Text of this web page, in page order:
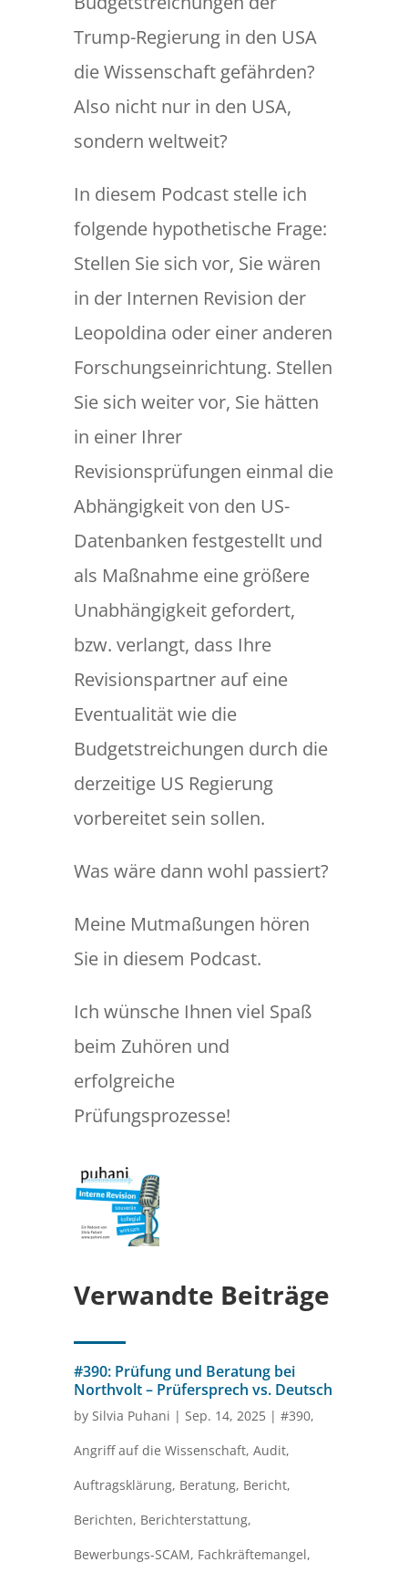
Trump-Regierung in den USA
die Wissenschaft gefährden?
Also nicht nur in den USA,
sondern weltweit?
In diesem Podcast stelle ich
folgende hypothetische Frage:
Stellen Sie sich vor, Sie wären
in der Internen Revision der
Leopoldina oder einer anderen
Forschungseinrichtung. Stellen
Sie sich weiter vor, Sie hätten
in einer Ihrer
Revisionsprüfungen einmal die
Abhängigkeit von den US-
Datenbanken festgestellt und
als Maßnahme eine größere
Unabhängigkeit gefordert,
bzw. verlangt, dass Ihre
Revisionspartner auf eine
Eventualität wie die
Budgetstreichungen durch die
derzeitige US Regierung
vorbereitet sein sollen.
Was wäre dann wohl passiert?
Meine Mutmaßungen hören
Sie in diesem Podcast.
Ich wünsche Ihnen viel Spaß
beim Zuhören und
erfolgreiche
Prüfungsprozesse!
Verwandte Beiträge
#390: Prüfung und Beratung bei
Northvolt – Prüfersprech vs. Deutsch
by Silvia Puhani | Sep. 14, 2025| #390,
Angriff auf die Wissenschaft, Audit,
Auftragsklärung, Beratung, Bericht,
Berichten, Berichterstattung,
Bewerbungs-SCAM, Fachkräftemangel,